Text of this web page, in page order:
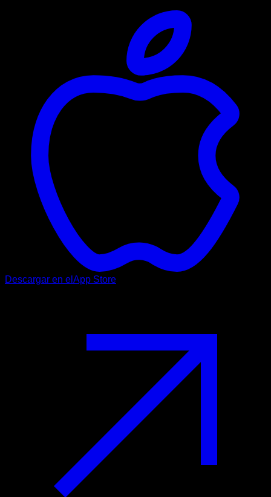
Descargar en el App Store